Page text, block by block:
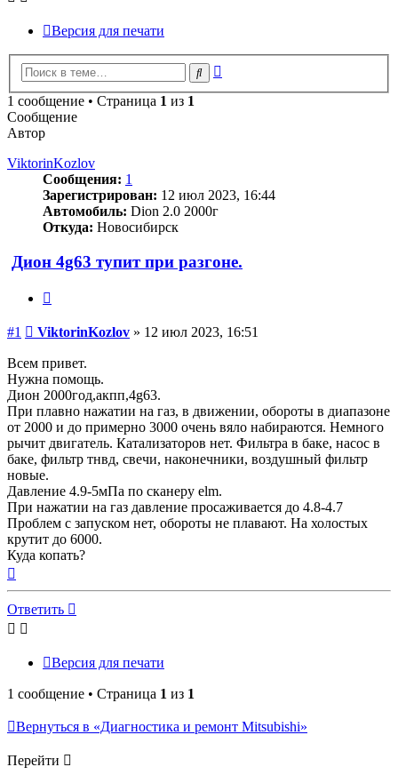
Версия для печати
Поиск
1 сообщение • Страница 1 из 1
Сообщение
Автор
ViktorinKozlov
Сообщения: 1
Зарегистрирован: 12 июл 2023, 16:44
Автомобиль: Dion 2.0 2000г
Откуда: Новосибирск
Дион 4g63 тупит при разгоне.
#1 Сообщение
ViktorinKozlov » 12 июл 2023, 16:51
Всем привет.
Нужна помощь.
Дион 2000год,акпп,4g63.
При плавно нажатии на газ, в движении, обороты в диапазоне
от 2000 и до примерно 3000 очень вяло набираются. Немного
рычит двигатель. Катализаторов нет. Фильтра в баке, насос в
баке, фильтр тнвд, свечи, наконечники, воздушный фильтр
новые.
Давление 4.9-5мПа по сканеру elm.
При нажатии на газ давление просаживается до 4.8-4.7
Проблем с запуском нет, обороты не плавают. На холостых
крутит до 6000.
Куда копать?
началу
Ответить
Версия для печати
1 сообщение • Страница 1 из 1
Вернуться в «Диагностика и ремонт Mitsubishi»
Перейти